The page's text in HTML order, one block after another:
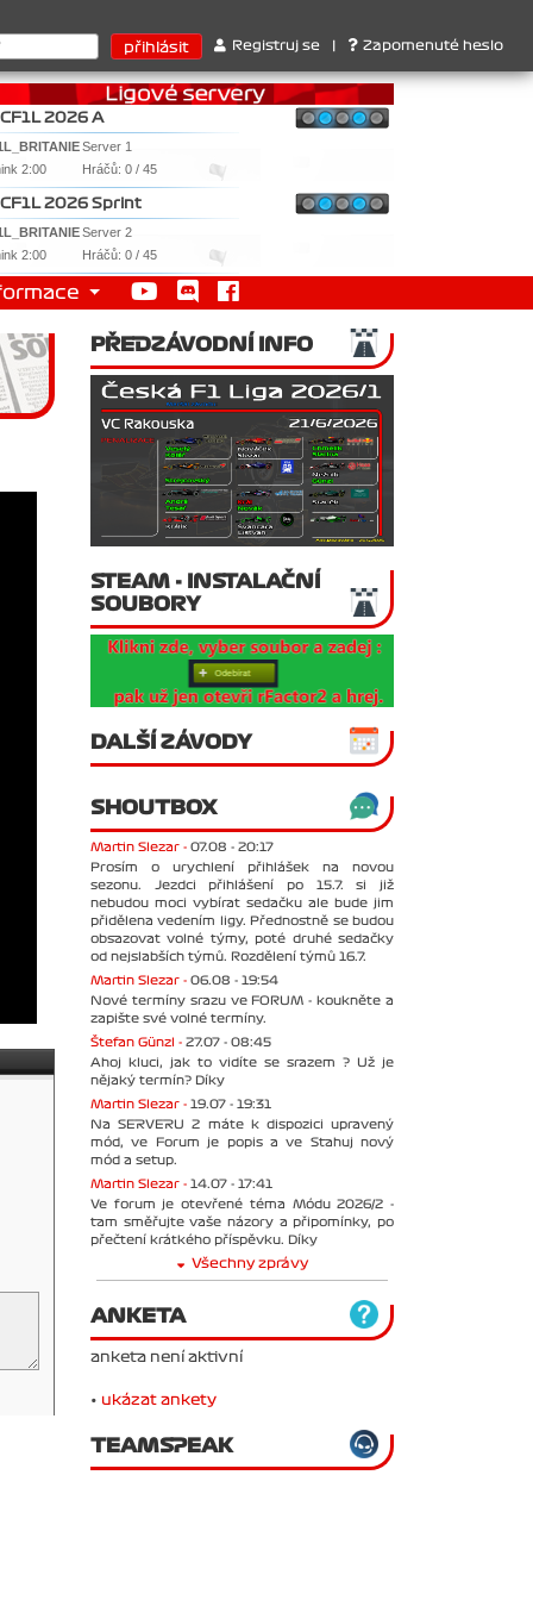
: 1. Ferrari . 2. Williams , 3. RedBull ..... SprintCup - 1.
Registruj se Zapomenuté heslo
CF1L 2026 A
Server 1
2:00
Hráčů: 0 / 45
CF1L 2026 Sprint
Server 2
2:00
Hráčů: 0 / 45
PŘEDZÁVODNÍ INFO
STEAM - INSTALAČNÍ
SOUBORY
DALŠÍ ZÁVODY
SHOUTBOX
Martin Slezar - 07.08 - 20:17
Prosím o urychlení přihlášek na novou
sezonu. Jezdci přihlášení po 15.7. si již
nebudou moci vybírat sedačku ale bude jim
přidělena vedením ligy. Přednostně se budou
obsazovat volné týmy, poté druhé sedačky
od nejslabších týmů. Rozdělení týmů 16.7.
Martin Slezar - 06.08 - 19:54
Nové termíny srazu ve FORUM - koukněte a
zapište své volné termíny.
Štefan Günzl - 27.07 - 08:45
Ahoj kluci, jak to vidíte se srazem ? Už je
nějaký termín? Díky
Martin Slezar - 19.07 - 19:31
Na SERVERU 2 máte k dispozici upravený
mód, ve Forum je popis a ve Stahuj nový
mód a setup.
Martin Slezar - 14.07 - 17:41
Ve forum je otevřené téma Módu 2026/2 -
tam směřujte vaše názory a připomínky, po
přečtení krátkého příspěvku. Díky
Všechny zprávy
ANKETA
anketa není aktivní
• ukázat ankety
TEAMSPEAK